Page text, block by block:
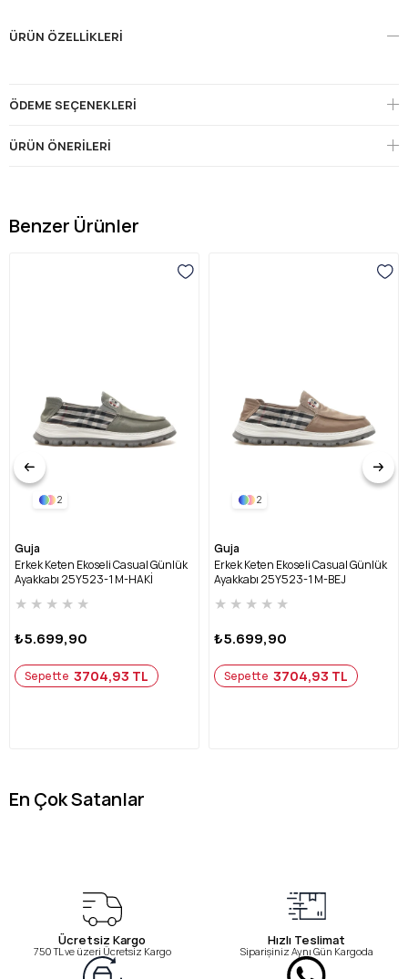
ÜRÜN ÖZELLIKLERI
ÖDEME SEÇENEKLERI
ÜRÜN ÖNERILERI
Benzer Ürünler
2
Guja
Erkek Keten Ekoseli Casual Günlük
Ayakkabı 25Y523-1 M-HAKİ
★ ★ ★ ★ ★
₺5.699,90
Sepette 3704,93 TL
2
Guja
Erkek Keten Ekoseli Casual Günlük
Ayakkabı 25Y523-1 M-BEJ
★ ★ ★ ★ ★
₺5.699,90
Sepette 3704,93 TL
En Çok Satanlar
Ücretsiz Kargo
750 TL ve üzeri Ücretsiz Kargo
Hızlı Teslimat
Siparişiniz Aynı Gün Kargoda